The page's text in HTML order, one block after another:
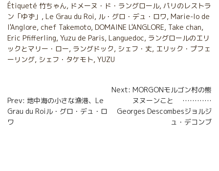
b
o
o
k
t
e
r
l
a
g
e
r
Étiqueté 竹ちゃん, ドメーヌ・ド・ラングロール, パリのレストラ
ン「ゆず」 , Le Grau du Roi, ル・グロ・デュ・ロワ, Marie-lo de
l'Anglore, chef Takemoto, DOMAINE L'ANGLORE, Take chan,
Eric Pfifferling, Yuzu de Paris, Languedoc, ラングロールのエリ
ックとマリー・ロー, ラングドック, シェフ・丈, エリック・プフェ
ーリング, シェフ・タケモト, YUZU
Navigation
de
l’article
Prev: 地中海の小さな漁港、Le
Grau du Roiル・グロ・デュ・ロ
ワ
Next: MORGONモルゴン村の熊
ヌヌーンこと …………
Georges Descombesジョルジ
ュ・デコンブ